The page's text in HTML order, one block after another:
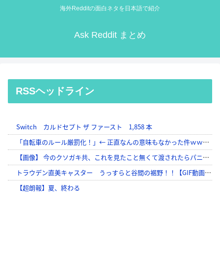
海外Redditの面白ネタを日本語で紹介
Ask Reddit まとめ
RSSヘッドライン